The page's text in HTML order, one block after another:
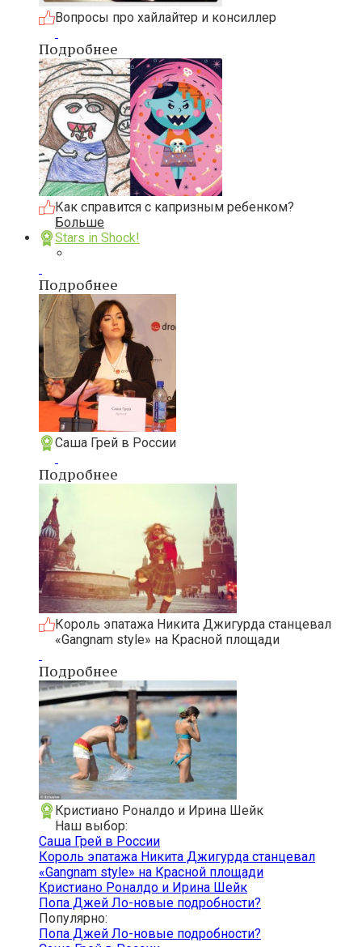
Вопросы про хайлайтер и консиллер
Подробнее
Как справится с капризным ребенком?
Больше
Stars in Shock!
Подробнее
Саша Грей в России
Подробнее
Король эпатажа Никита Джигурда станцевал
«Gangnam style» на Красной площади
Подробнее
Кристиано Роналдо и Ирина Шейк
Наш выбор:
Саша Грей в России
Король эпатажа Никита Джигурда станцевал
«Gangnam style» на Красной площади
Кристиано Роналдо и Ирина Шейк
Попа Джей Ло-новые подробности?
Популярно:
Попа Джей Ло-новые подробности?